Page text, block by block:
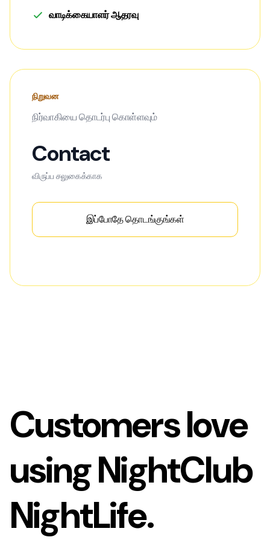
வாடிக்கையாளர் ஆதரவு
நிறுவன
நிர்வாகியை தொடர்பு கொள்ளவும்
Contact
விருப்ப சலுகைக்காக
இப்போதே தொடங்குங்கள்
Customers love
using NightClub
NightLife.